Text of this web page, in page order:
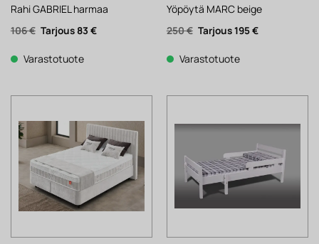
Rahi GABRIEL harmaa
106€ Alkuperäinen
hinta
106 €.
83 €Nykyinen
Varastotuote
Yöpöytä MARC beige
250€ Alkuperäinen
hinta
250 €.
195€Nykyinen
Varastotuote